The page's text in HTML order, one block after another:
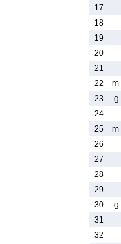
17
18
19
20
21
22
m
23
g
24
25
m
26
27
28
29
30
g
31
32